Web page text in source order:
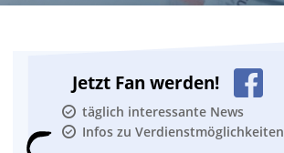
Jetzt Fan werden!
täglich interessante News
Infos zu Verdienstmöglichkeiten